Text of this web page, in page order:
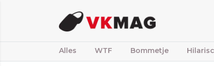
Alles WTF Bommetje